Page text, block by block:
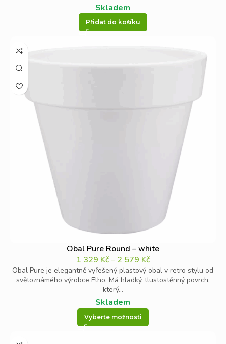
Skladem
Přidat do košíku
Obal Pure Round – white
1 329 Kč– 2 579 Kč
Obal Pure je elegantně vyřešený plastový obal v retro stylu od
světoznámého výrobce Elho. Má hladký, tlustostěnný povrch,
který...
Skladem
Vyberte možnosti